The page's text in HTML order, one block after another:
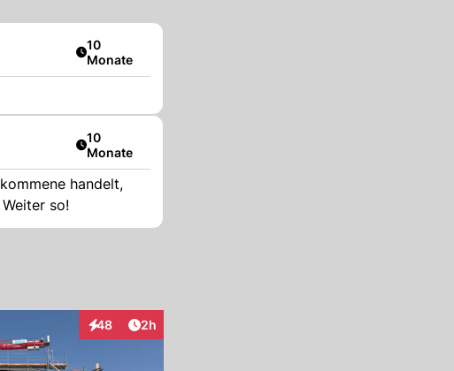
Artikel veröffentlicht:
10
Monate
Artikel veröffentlicht:
10
Monate
handelt,
gefochten. Weiter so!
48
InteraktionenArtikel veröffentlicht:
2h